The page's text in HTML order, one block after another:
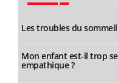
Les troubles du
Mon enfant est-il trop
empathique ?